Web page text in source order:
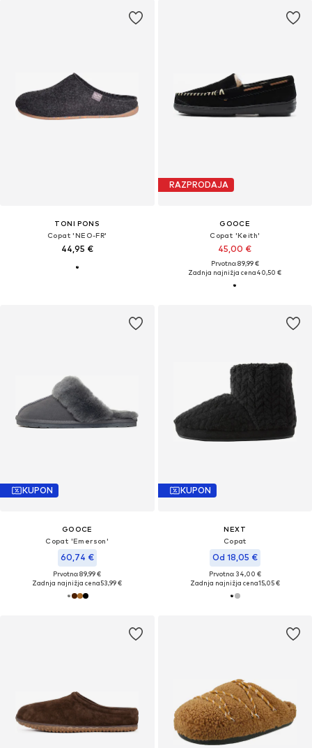
TONI PONS
Copat 'NEO-FR'
44,95 €
RAZPRODAJA
GOOCE
Copat 'Keith'
45,00 €
Prvotno: 89,99 €
Zadnja najnižja cena40,50 €
KUPON
GOOCE
Copat 'Emerson'
60,74 €
Prvotno: 89,99 €
Zadnja najnižja cena53,99 €
KUPON
NEXT
Copat
Od 18,05 €
Prvotno: 34,00 €
Zadnja najnižja cena15,05 €